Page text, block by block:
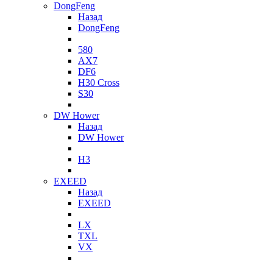
DongFeng
Назад
DongFeng
580
AX7
DF6
H30 Cross
S30
DW Hower
Назад
DW Hower
H3
EXEED
Назад
EXEED
LX
TXL
VX